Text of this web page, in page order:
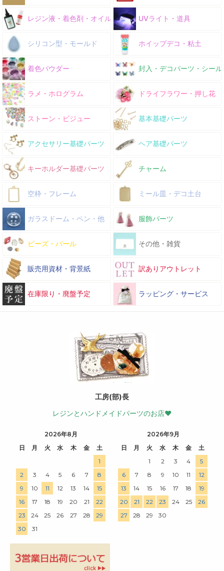
レジン液・着色剤・オイル UVライト・道具
シリコン型・モールド ホイップデコ・粘土
着色パウダー 封入・デコパーツ・シール
ラメ・ホログラム ドライフラワー・押し花
ストーン・ビジュー 基本基礎パーツ
アクセサリー基礎パーツ ヘア基礎パーツ
キーホルダー基礎パーツ チャーム
空枠・フレーム ミール皿・デコ土台
ガラスドーム・ペン・他 服飾パーツ
ビーズ・パール その他・雑貨
販売用資材・背景紙 訳ありアウトレット
在庫限り・廃盤予定 ラッピング・サービス
工房(部)長
レジンとハンドメイドパーツのお店♥
2026年8月
日
月 火 水 木 金
土
1
2
3 4 5 6 7
8
9
10 11 12 13 14
15
16
17 18 19 20 21
22
23
24 25 26 27 28
29
30
31
2026年9月
日
月 火 水 木 金
土
1
2 3 4
5
6
7 8 9 10 11
12
13
14 15 16 17 18
19
20
21 22 23 24 25
26
27
28 29 30